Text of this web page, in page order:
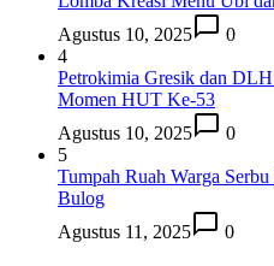
Agustus 10, 2025
0
4
Petrokimia Gresik dan
Momen HUT Ke-53
Agustus 10, 2025
0
5
Tumpah Ruah Warga
Bulog
Agustus 11, 2025
0